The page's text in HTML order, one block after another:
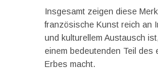
Insgesamt zeigen diese
französische Kunst reich an
und kulturellem Austausch
einem bedeutenden Teil des
Erbes macht.